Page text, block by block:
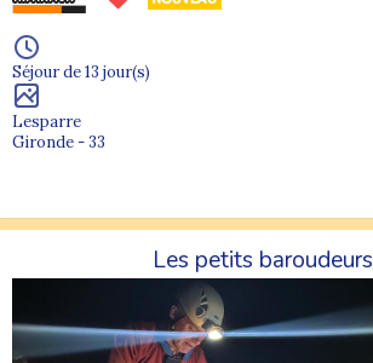
Séjour de 13 jour(s)
Lesparre
Gironde - 33
Les petits baroudeurs